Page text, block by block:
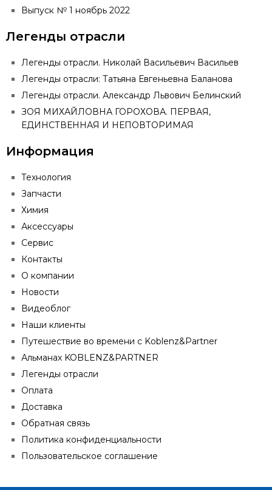
Выпуск № 1 ноябрь 2022
Легенды отрасли
Легенды отрасли. Николай Васильевич Васильев
Легенды отрасли: Татьяна Евгеньевна Баланова
Легенды отрасли. Александр Львович Белинский
ЗОЯ МИХАЙЛОВНА ГОРОХОВА. ПЕРВАЯ,
ЕДИНСТВЕННАЯ И НЕПОВТОРИМАЯ
Информация
Технология
Запчасти
Химия
Аксессуары
Сервис
Контакты
О компании
Новости
Видеоблог
Наши клиенты
Путешествие во времени с Koblenz&Partner
Альманах KOBLENZ&PARTNER
Легенды отрасли
Оплата
Доставка
Обратная связь
Политика конфиденциальности
Пользовательское соглашение